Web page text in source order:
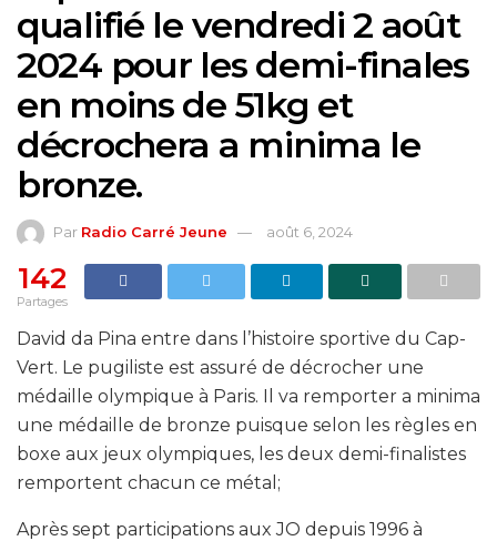
qualifié le vendredi 2 août
2024 pour les demi-finales
en moins de 51kg et
décrochera a minima le
bronze.
Par Radio Carré Jeune août 6, 2024
142
Partages
David da Pina entre dans l’histoire sportive du Cap-
Vert. Le pugiliste est assuré de décrocher une
médaille olympique à Paris. Il va remporter a minima
une médaille de bronze puisque selon les règles en
boxe aux jeux olympiques, les deux demi-finalistes
remportent chacun ce métal;
Après sept participations aux JO depuis 1996 à